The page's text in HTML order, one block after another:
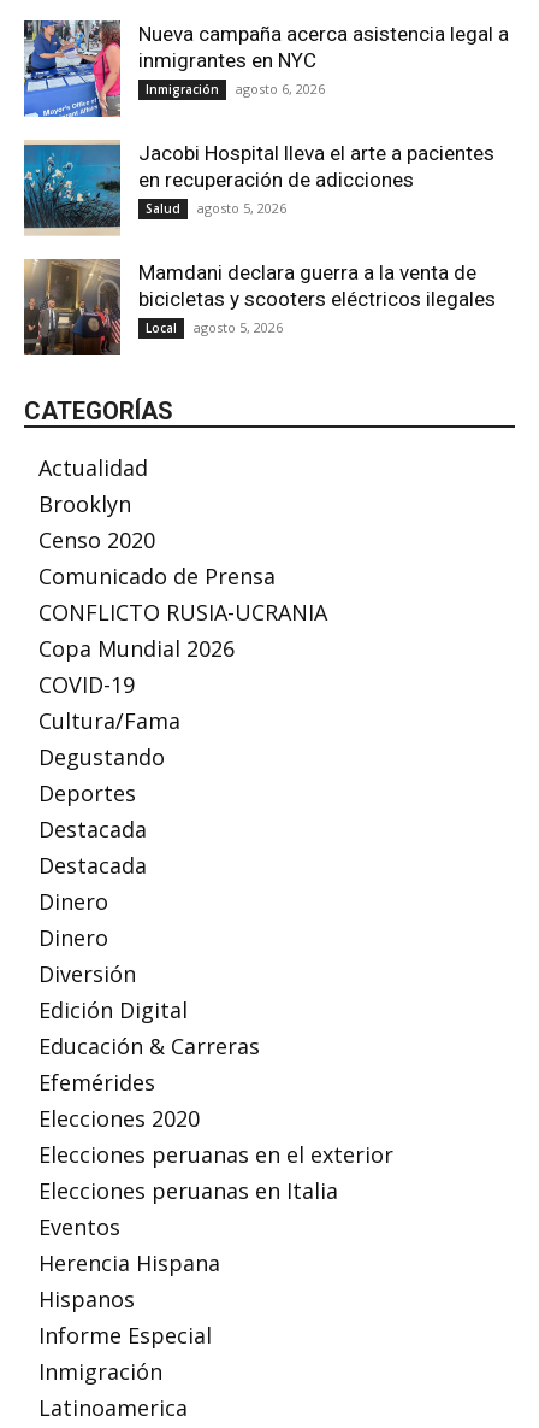
Nueva campaña acerca asistencia legal a
inmigrantes en NYC
Inmigración agosto 6, 2026
Jacobi Hospital lleva el arte a pacientes
en recuperación de adicciones
Salud agosto 5, 2026
Mamdani declara guerra a la venta de
bicicletas y scooters eléctricos ilegales
Local agosto 5, 2026
CATEGORÍAS
Actualidad
Brooklyn
Censo 2020
Comunicado de Prensa
CONFLICTO RUSIA-UCRANIA
Copa Mundial 2026
COVID-19
Cultura/Fama
Degustando
Deportes
Destacada
Destacada
Dinero
Dinero
Diversión
Edición Digital
Educación & Carreras
Efemérides
Elecciones 2020
Elecciones peruanas en el exterior
Elecciones peruanas en Italia
Eventos
Herencia Hispana
Hispanos
Informe Especial
Inmigración
Latinoamerica